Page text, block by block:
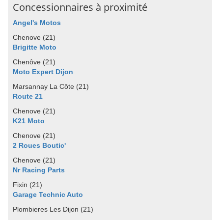
Concessionnaires à proximité
Angel's Motos
Chenove (21)
Brigitte Moto
Chenôve (21)
Moto Expert Dijon
Marsannay La Côte (21)
Route 21
Chenove (21)
K21 Moto
Chenove (21)
2 Roues Boutic'
Chenove (21)
Nr Racing Parts
Fixin (21)
Garage Technic Auto
Plombieres Les Dijon (21)